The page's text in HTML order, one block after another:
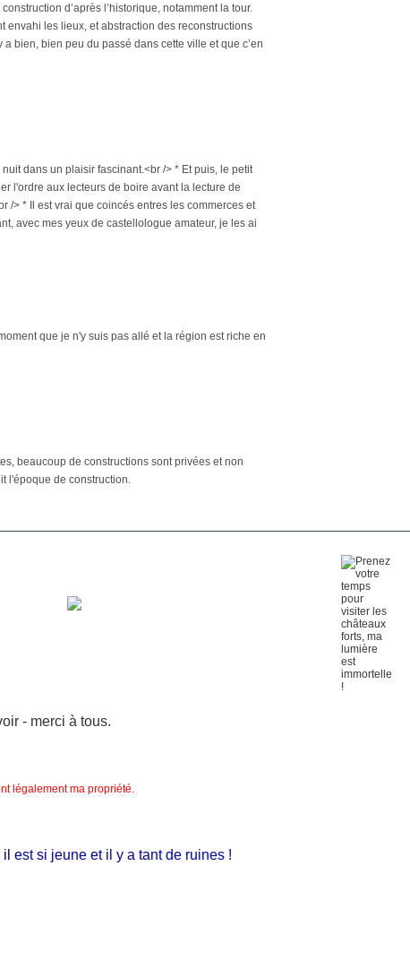
d’après l’historique, notamment la tour.
envahi les lieux, et abstraction des reconstructions
bien, bien peu du passé dans cette ville et que c’en
dans un plaisir fascinant.<br /> * Et puis, le petit
l'ordre aux lecteurs de boire avant la lecture de
/> * Il est vrai que coincés entres les commerces et
avec mes yeux de castellologue amateur, je les ai
que je n'y suis pas allé et la région est riche en
beaucoup de constructions sont privées et non
l'époque de construction.
- merci à tous.
légalement ma propriété.
si jeune et il y a tant de ruines !